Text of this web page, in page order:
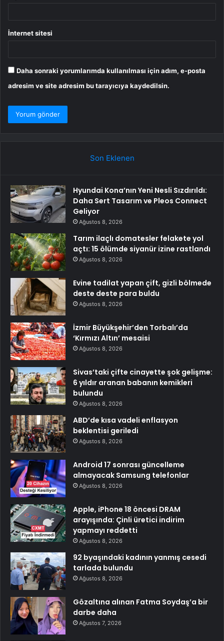
İnternet sitesi
Daha sonraki yorumlarımda kullanılması için adım, e-posta
adresim ve site adresim bu tarayıcıya kaydedilsin.
Son Eklenen
Hyundai Kona’nın Yeni Nesli Sızdırıldı:
Daha Sert Tasarım ve Pleos Connect
Geliyor
Ağustos 8, 2026
Tarım ilaçlı domatesler felakete yol
açtı: 15 ölümde siyanür izine rastlandı
Ağustos 8, 2026
Evine tadilat yapan çift, gizli bölmede
deste deste para buldu
Ağustos 8, 2026
İzmir Büyükşehir’den Torbalı’da
‘Kırmızı Altın’ mesaisi
Ağustos 8, 2026
Sivas’taki çifte cinayette şok gelişme:
6 yıldır aranan babanın kemikleri
bulundu
Ağustos 8, 2026
ABD’de kısa vadeli enflasyon
beklentisi geriledi
Ağustos 8, 2026
Android 17 sonrası güncelleme
almayacak Samsung telefonlar
Ağustos 8, 2026
Apple, iPhone 18 öncesi DRAM
arayışında: Çinli üretici indirim
yapmayı reddetti
Ağustos 8, 2026
92 byaşındaki kadının yanmış cesedi
tarlada bulundu
Ağustos 8, 2026
Gözaltına alınan Fatma Soydaş’a bir
darbe daha
Ağustos 7, 2026